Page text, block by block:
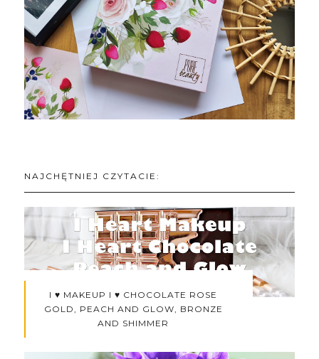
NAJCHĘTNIEJ CZYTACIE:
I ♥ MAKEUP I ♥ CHOCOLATE ROSE
GOLD, PEACH AND GLOW, BRONZE
AND SHIMMER